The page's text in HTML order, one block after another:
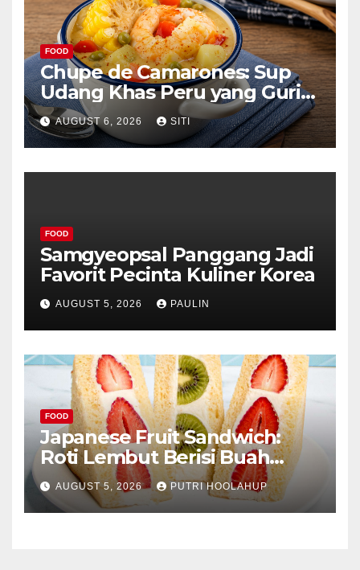
FOOD
Chupe de Camarones: Sup
Udang Khas Peru yang Gurih
Lezat
AUGUST 6, 2026 SITI
FOOD
Samgyeopsal Panggang Jadi
Favorit Pecinta Kuliner Korea
AUGUST 5, 2026 PAULIN
FOOD
Japanese Fruit Sandwich:
Roti Lembut Berisi Buah
Segar yang Memikat Selera
AUGUST 5, 2026 PUTRI HOOLAHUP